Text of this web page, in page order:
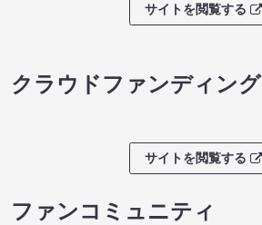
サイトを閲覧する
クラウドファンディング
サイトを閲覧する
ファンコミュニティ